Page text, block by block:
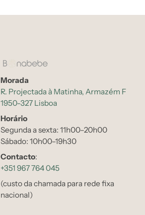
Morada
R. Projectada à Matinha, Armazém F
1950-327 Lisboa
Horário
Segunda a sexta: 11h00–20h00
Sábado: 10h00–19h30
Contacto:
+351 967 764 045
(custo da chamada para rede fixa
nacional)